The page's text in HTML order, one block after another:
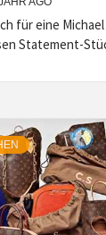
für eine
Statement-